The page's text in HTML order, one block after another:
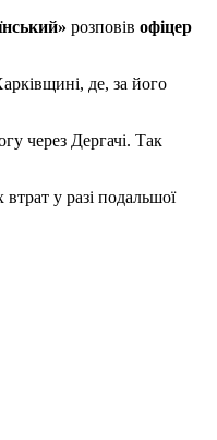
розповів офіцер
де, за його
через Дергачі. Так
у разі подальшої